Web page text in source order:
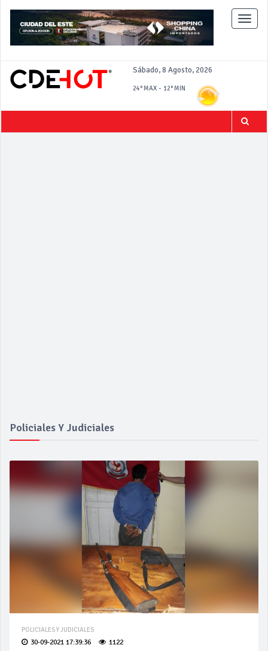
Sábado, 8 Agosto, 2026
24°MAX - 12°MIN
Toggle
Policiales Y Judiciales
POLICIALES Y JUDICIALES
30-09-2021 17:39:36 1122